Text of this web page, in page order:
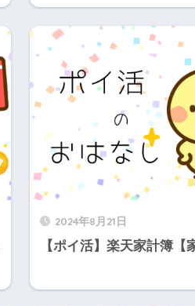
2024年8月21日
【ポイ活】楽天家計簿【